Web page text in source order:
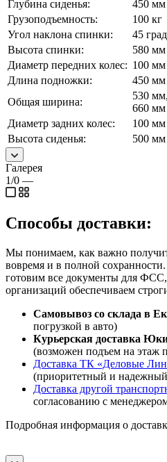
Глубина сиденья:
450 мм
Грузоподъемность:
100 кг
Угол наклона спинки:
45 град
Высота спинки:
580 мм
Диаметр передних колес: 100 мм
Длина подножки:
450 мм
Общая ширина:
530
660 мм
Диаметр задних колес:
100 мм
Высота сиденья:
500 мм
Галерея
1/0 —
Способы доставки:
Мы понимаем, как важно
вовремя и в полной
готовим все документы для
организаций обеспечиваем
Самовывоз со склада в
погрузкой в авто)
Курьерская доставка
(возможен подъем на этаж
Доставка ТК «Деловые
(приоритетный и
Доставка другой
согласованию с
Подробная информация о